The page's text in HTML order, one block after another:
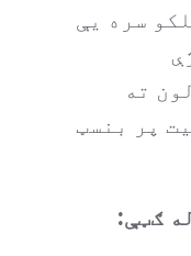
سره يې
ته
پر بنسټ
ګټې: